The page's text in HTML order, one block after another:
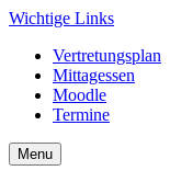
Skip
content
Wichtige Links
Vertretungsplan
Mittagessen
Moodle
Termine
Menu